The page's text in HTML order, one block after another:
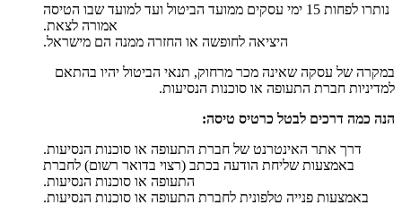
נותרו לפחות 15 ימי עסקים ממועד הביטול ועד למועד שבו הטיסה
אמורה לצאת.
היציאה לחופשה או החזרה ממנה הם מישראל.
במקרה של עסקה שאינה מכר מרחוק, תנאי הביטול יהיו בהתאם
למדיניות חברת התעופה או סוכנות הנסיעות.
הנה כמה דרכים לבטל כרטיס טיסה:
דרך אתר האינטרנט של חברת התעופה או סוכנות הנסיעות.
באמצעות שליחת הודעה בכתב (רצוי בדואר רשום) לחברת
התעופה או סוכנות הנסיעות.
באמצעות פנייה טלפונית לחברת התעופה או סוכנות הנסיעות.